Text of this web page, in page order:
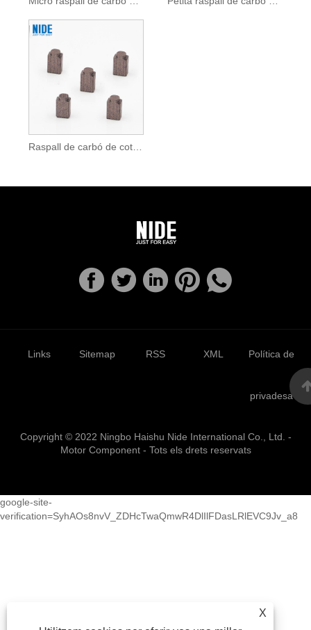
Raspall de carbó de cotxe de control remot per a motors de joguina
X
Links Sitemap RSS XML Política de
privadesa
Copyright © 2022 Ningbo Haishu Nide International Co., Ltd. -
Motor Component - Tots els drets reservats
google-site-
verification=SyhAOs8nvV_ZDHcTwaQmwR4DlIlFDasLRlEVC9Jv_a8